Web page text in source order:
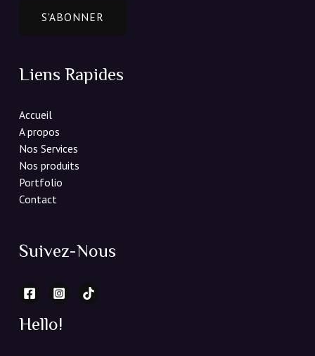
S'ABONNER
Liens Rapides
Accueil
A propos
Nos Services
Nos produits
Portfolio
Contact
Suivez-Nous
Hello!